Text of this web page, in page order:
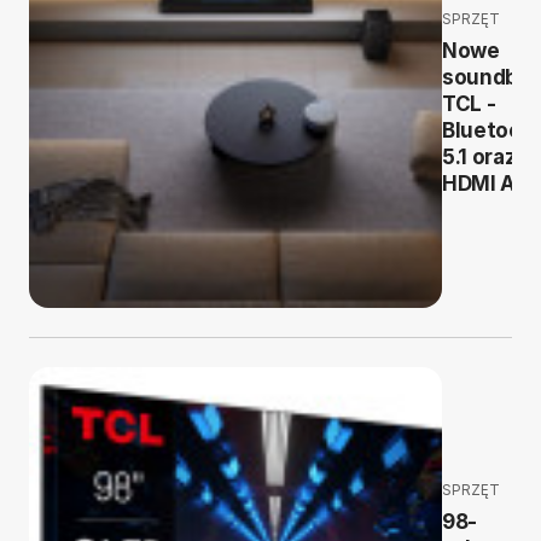
SPRZĘT
Nowe
TCL -
5.1 oraz
HDMI
SPRZĘT
98-